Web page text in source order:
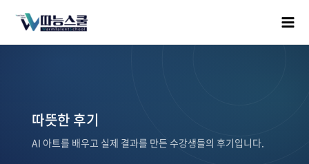
따뜻한 후기
AI 아트를 배우고 실제 결과를 만든 수강생들의 후기입니다.